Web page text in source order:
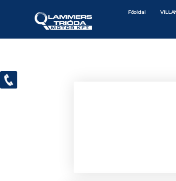
Főoldal